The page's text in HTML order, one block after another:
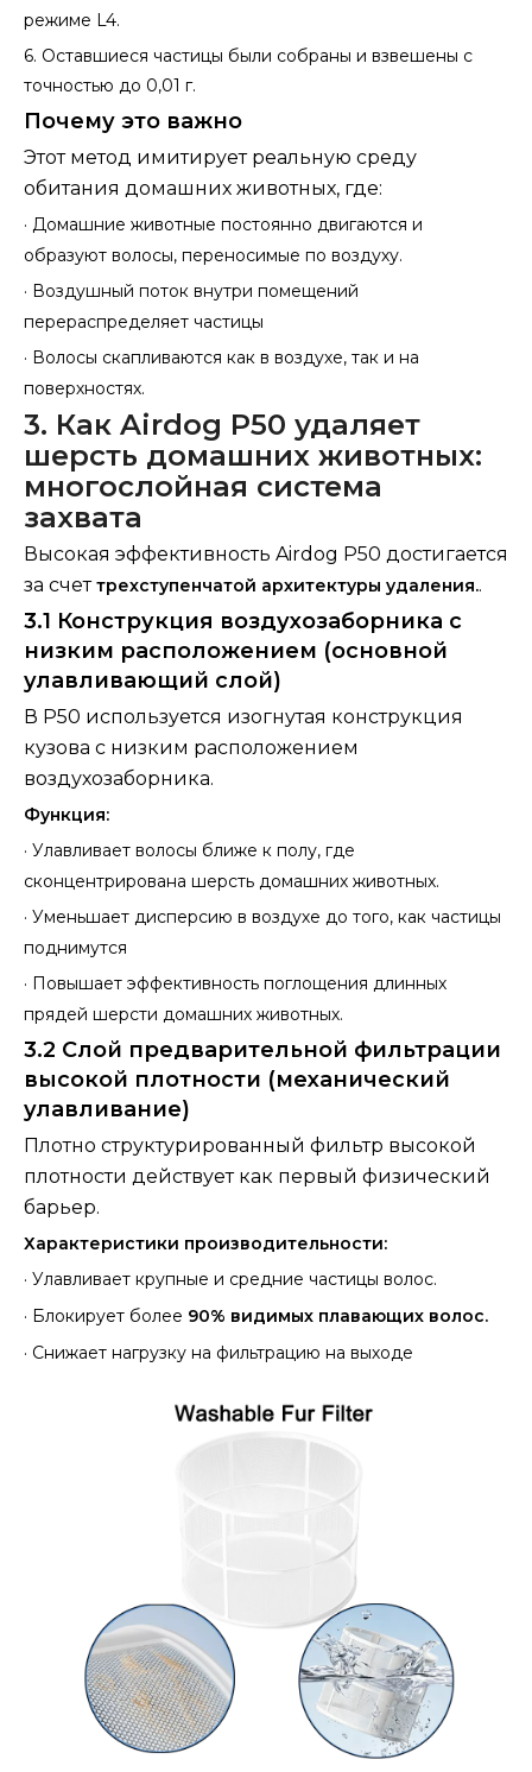
режиме L4.
6. Оставшиеся частицы были собраны и взвешены с
точностью до 0,01 г.
Почему это важно
Этот метод имитирует реальную среду
обитания домашних животных, где:
· Домашние животные постоянно двигаются и
образуют волосы, переносимые по воздуху.
· Воздушный поток внутри помещений
перераспределяет частицы
· Волосы скапливаются как в воздухе, так и на
поверхностях.
3. Как Airdog P50 удаляет
шерсть домашних животных:
многослойная система
захвата
Высокая эффективность Airdog P50 достигается
за счеттрехступенчатой ​​архитектуры удаления..
3.1 Конструкция воздухозаборника с
низким расположением (основной
улавливающий слой)
В P50 используется изогнутая конструкция
кузова с низким расположением
воздухозаборника.
Функция:
· Улавливает волосы ближе к полу, где
сконцентрирована шерсть домашних животных.
· Уменьшает дисперсию в воздухе до того, как частицы
поднимутся
· Повышает эффективность поглощения длинных
прядей шерсти домашних животных.
3.2 Слой предварительной фильтрации
высокой плотности (механический
улавливание)
Плотно структурированный фильтр высокой
плотности действует как первый физический
барьер.
Характеристики производительности:
· Улавливает крупные и средние частицы волос.
· Блокирует более 90% видимых плавающих волос.
· Снижает нагрузку на фильтрацию на выходе